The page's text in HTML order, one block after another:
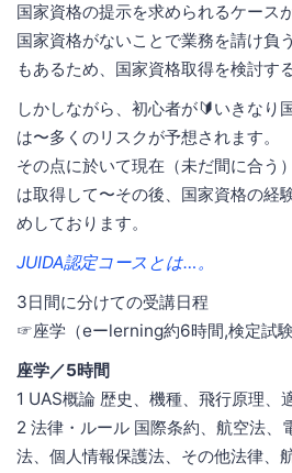
国家資格の提示を求められるケース
国家資格がないことで業務を請け負
もあるため、国家資格取得を検討す
しかしながら、初心者が🔰いきなり
は〜多くのリスクが予想されます。
その点に於いて現在（未だ間に合う
は取得して〜その後、国家資格の経
めしております。
JUIDA認定コースとは…。
3日間に分けての受講日程
☞座学（eーlerning約6時間,検定試験
座学／5時間
1 UAS概論 歴史、機種、飛行原理、
2 法律・ルール 国際条約、航空法、
法、個人情報保護法、その他法律、